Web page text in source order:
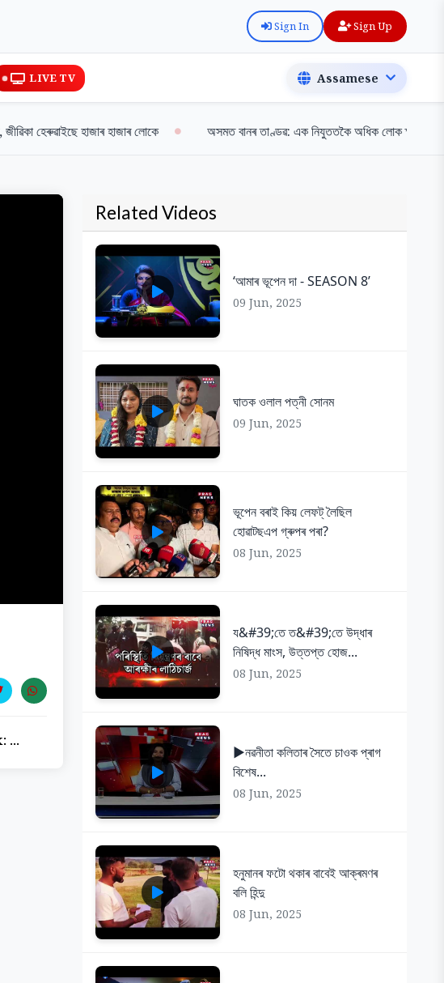
Sign In Sign Up
LIVE TV
হেৰুৱাইছে হাজাৰ হাজাৰ লোকে অসমত বানৰ তাণ্ডৱ: এক নিযুততকৈ অধিক লোক ক্ষতিগ্ৰস্ত
...
Related Videos
‘আমাৰ ভূপেন দা - SEASON 8’
09 Jun, 2025
ঘাতক ওলাল পত্নী সোনম
09 Jun, 2025
ভূপেন বৰাই কিয় লেফট্ লৈছিল
হোৱাটছএপ গ্ৰুপৰ পৰা?
08 Jun, 2025
য&#39;তে ত&#39;তে উদ্ধাৰ
নিষিদ্ধ মাংস, উত্তপ্ত হোজ...
08 Jun, 2025
▶️নৱনীতা কলিতাৰ সৈতে চাওক প্ৰাগ
বিশেষ...
08 Jun, 2025
হনুমানৰ ফটো থকাৰ বাবেই আক্ৰমণৰ
বলি হিন্দু
08 Jun, 2025